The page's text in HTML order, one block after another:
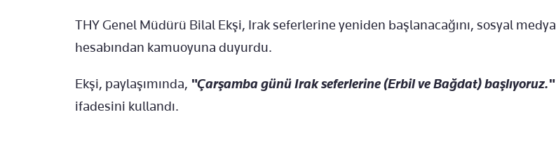
THY Genel Müdürü Bilal Ekşi, Irak seferlerine yeniden başlanacağını, sosyal medya
hesabından kamuoyuna duyurdu.
Ekşi, paylaşımında, "Çarşamba günü Irak seferlerine (Erbil ve Bağdat) başlıyoruz."
ifadesini kullandı.